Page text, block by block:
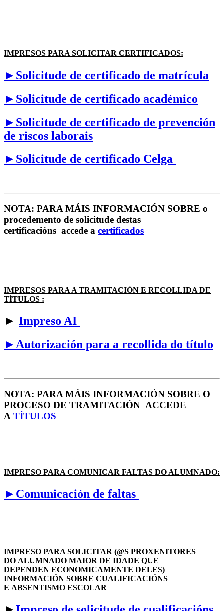
IMPRESOS PARA SOLICITAR CERTIFICADOS:
►Solicitude de certificado de matrícula
►Solicitude de certificado académico
►Solicitude de certificado de prevención
de riscos laborais
►Solicitude de certificado Celga
NOTA: PARA MÁIS INFORMACIÓN SOBRE o
procedemento de solicitude destas
certificacións accede a certificados
IMPRESOS PARA A TRAMITACIÓN E RECOLLIDA DE
TÍTULOS :
► Impreso AI
►Autorización para a recollida do título
NOTA: PARA MÁIS INFORMACIÓN SOBRE O
PROCESO DE TRAMITACIÓN ACCEDE
A TÍTULOS
IMPRESO PARA COMUNICAR FALTAS DO ALUMNADO:
►Comunicación de faltas
IMPRESO PARA SOLICITAR (@S PROXENITORES
DO ALUMNADO MAIOR DE IDADE QUE
DEPENDEN ECONOMICAMENTE DELES)
INFORMACIÓN SOBRE CUALIFICACIÓNS
E ABSENTISMO ESCOLAR